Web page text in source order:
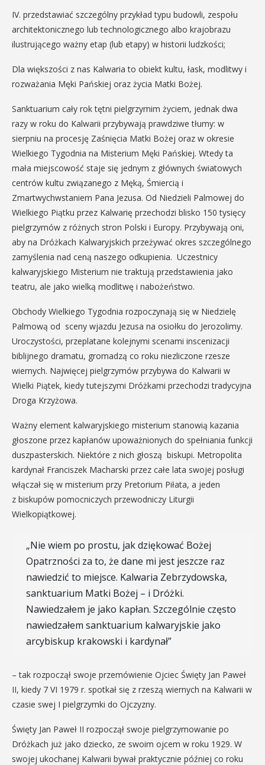
IV. przedstawiać szczególny przykład typu budowli, zespołu
architektonicznego lub technologicznego albo krajobrazu
ilustrującego ważny etap (lub etapy) w historii ludzkości;
Dla większości z nas Kalwaria to obiekt kultu, łask, modlitwy i
rozważania Męki Pańskiej oraz życia Matki Bożej.
Sanktuarium cały rok tętni pielgrzymim życiem, jednak dwa
razy w roku do Kalwarii przybywają prawdziwe tłumy: w
sierpniu na procesję Zaśnięcia Matki Bożej oraz w okresie
Wielkiego Tygodnia na Misterium Męki Pańskiej. Wtedy ta
mała miejscowość staje się jednym z głównych światowych
centrów kultu związanego z Męką, Śmiercią i
Zmartwychwstaniem Pana Jezusa. Od Niedzieli Palmowej do
Wielkiego Piątku przez Kalwarię przechodzi blisko 150 tysięcy
pielgrzymów z różnych stron Polski i Europy. Przybywają oni,
aby na Dróżkach Kalwaryjskich przeżywać okres szczególnego
zamyślenia nad ceną naszego odkupienia. Uczestnicy
kalwaryjskiego Misterium nie traktują przedstawienia jako
teatru, ale jako wielką modlitwę i nabożeństwo.
Obchody Wielkiego Tygodnia rozpoczynają się w Niedzielę
Palmową od sceny wjazdu Jezusa na osiołku do Jerozolimy.
Uroczystości, przeplatane kolejnymi scenami inscenizacji
biblijnego dramatu, gromadzą co roku niezliczone rzesze
wiernych. Najwięcej pielgrzymów przybywa do Kalwarii w
Wielki Piątek, kiedy tutejszymi Dróżkami przechodzi tradycyjna
Droga Krzyżowa.
Ważny element kalwaryjskiego misterium stanowią kazania
głoszone przez kapłanów upoważnionych do spełniania funkcji
duszpasterskich. Niektóre z nich głoszą biskupi. Metropolita
kardynał Franciszek Macharski przez całe lata swojej posługi
włączał się w misterium przy Pretorium Piłata, a jeden
z biskupów pomocniczych przewodniczy Liturgii
Wielkopiątkowej.
„Nie wiem po prostu, jak dziękować Bożej
Opatrzności za to, że dane mi jest jeszcze raz
nawiedzić to miejsce. Kalwaria Zebrzydowska,
sanktuarium Matki Bożej – i Dróżki.
Nawiedzałem je jako kapłan. Szczególnie często
nawiedzałem sanktuarium kalwaryjskie jako
arcybiskup krakowski i kardynał”
– tak rozpoczął swoje przemówienie Ojciec Święty Jan Paweł
II, kiedy 7 VI 1979 r. spotkał się z rzeszą wiernych na Kalwarii w
czasie swej I pielgrzymki do Ojczyzny.
Święty Jan Paweł II rozpoczął swoje pielgrzymowanie po
Dróżkach już jako dziecko, ze swoim ojcem w roku 1929. W
swojej ukochanej Kalwarii bywał praktycznie później co roku